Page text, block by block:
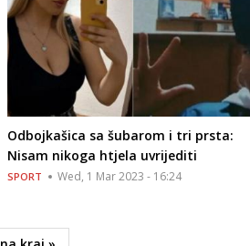
Odbojkašica sa šubarom i tri prsta:
Nisam nikoga htjela uvrijediti
SPORT Wed, 1 Mar 2023 - 16:24